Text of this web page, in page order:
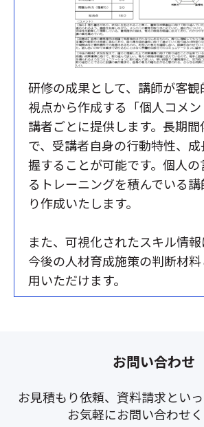
研修の成果として、講師が客
視点から作成する「個人コメ
講者ごとに提供します。 長期間
で、受講者自身の行動特性、
握することが可能です。個人
るトレーニングを積んでいる
り作成いたします。
また、可視化されたスキル情
今後の人材育成施策の判断材
用いただけます。
お問い合わせ
お見積もり依頼、資料請求とい
お気軽にお問い合わせ